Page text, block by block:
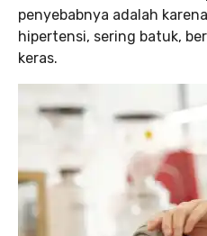
penyebabnya adalah
hipertensi, sering batuk,
keras.